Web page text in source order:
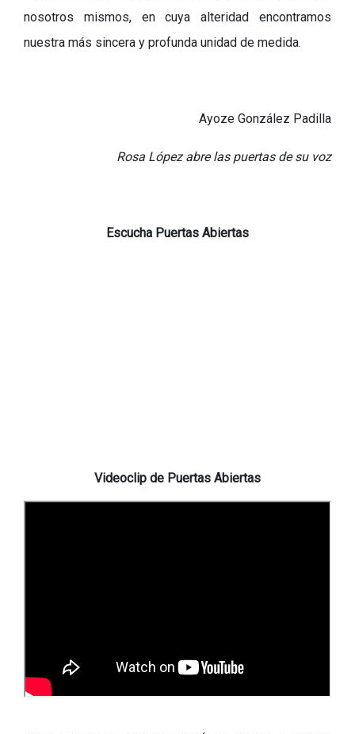
nosotros mismos, en cuya alteridad encontramos
nuestra más sincera y profunda unidad de medida.
Ayoze González Padilla
Rosa López abre las puertas de su voz
Escucha Puertas Abiertas
Videoclip de Puertas Abiertas